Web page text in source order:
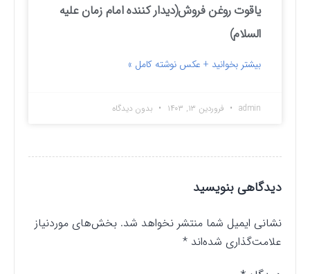
یاقوت روغن فروش(دیدار کننده امام زمان علیه
السلام)
بیشتر بخوانید + عکس نوشته کامل »
admin فروردین ۱۳, ۱۴۰۳ بدون دیدگاه
دیدگاهی بنویسید
نشانی ایمیل شما منتشر نخواهد شد. بخش‌های موردنیاز
علامت‌گذاری شده‌اند*